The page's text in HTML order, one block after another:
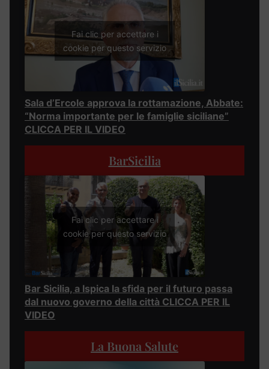
Fai clic per accettare i
cookie per questo servizio
Sala d’Ercole approva la rottamazione, Abbate:
“Norma importante per le famiglie siciliane”
CLICCA PER IL VIDEO
BarSicilia
Fai clic per accettare i
cookie per questo servizio
Bar Sicilia, a Ispica la sfida per il futuro passa
dal nuovo governo della città CLICCA PER IL
VIDEO
La Buona Salute